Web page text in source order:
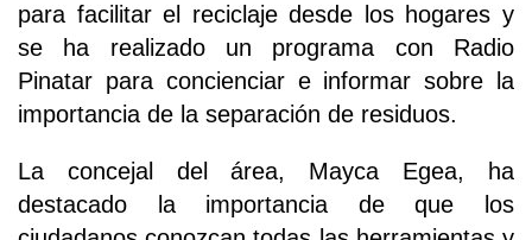
para facilitar el reciclaje desde los hogares y
se ha realizado un programa con Radio
Pinatar para concienciar e informar sobre la
importancia de la separación de residuos.
La concejal del área, Mayca Egea, ha
destacado la importancia de que los